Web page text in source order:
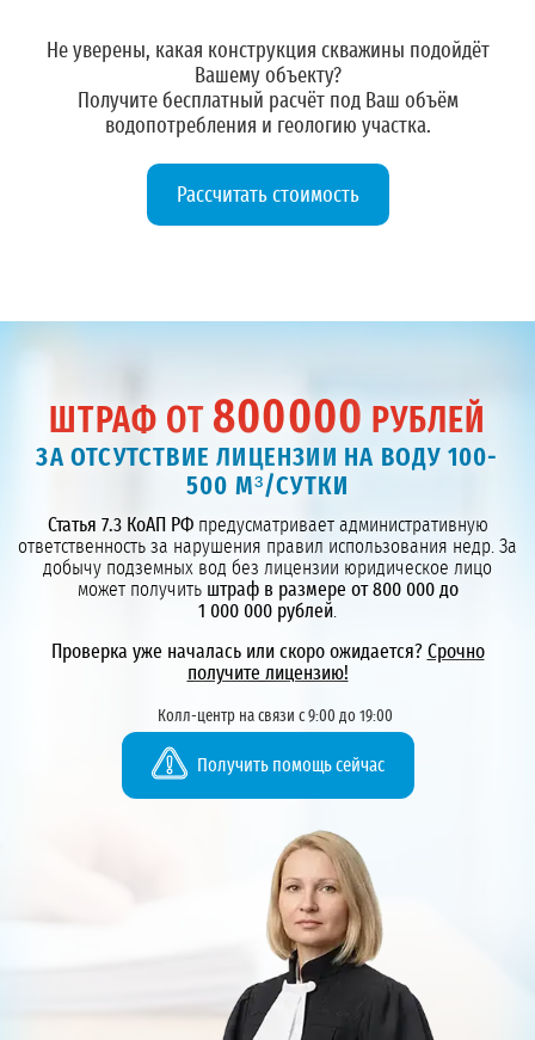
Не уверены, какая конструкция скважины подойдёт
Вашему объекту?
Получите бесплатный расчётпод Ваш объём
водопотребления и геологию участка.
Рассчитать стоимость
ШТРАФ ОТ 800000 РУБЛЕЙ
ЗА ОТСУТСТВИЕ ЛИЦЕНЗИИ НА ВОДУ 100-
500 М³/СУТКИ
Статья 7.3 КоАП РФпредусматривает административную
ответственность за нарушения правил использования недр. За
добычу подземных вод без лицензии юридическое лицо
может получить штраф в размере от 800 000 до
1 000 000 рублей
Проверка уже началась или скоро ожидается? Срочно
получите лицензию!
Колл-центр на связи с 9:00 до 19:00
Получить помощь сейчас